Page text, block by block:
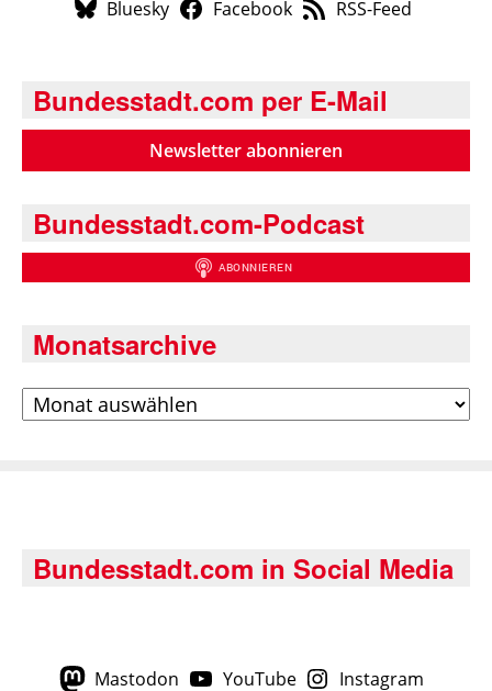
Bluesky
Facebook RSS-Feed
Bundesstadt.com per E-Mail
Newsletter abonnieren
Bundesstadt.com-Podcast
Monatsarchive
Archiv
Bundesstadt.com in Social Media
Mastodon YouTube
Instagram